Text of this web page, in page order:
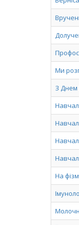
Ми
З Днем
На